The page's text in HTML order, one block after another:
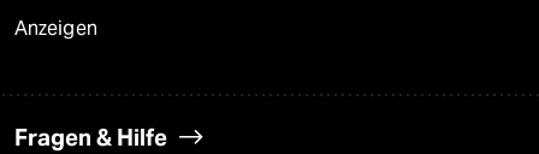
Anzeigen
Fragen & Hilfe